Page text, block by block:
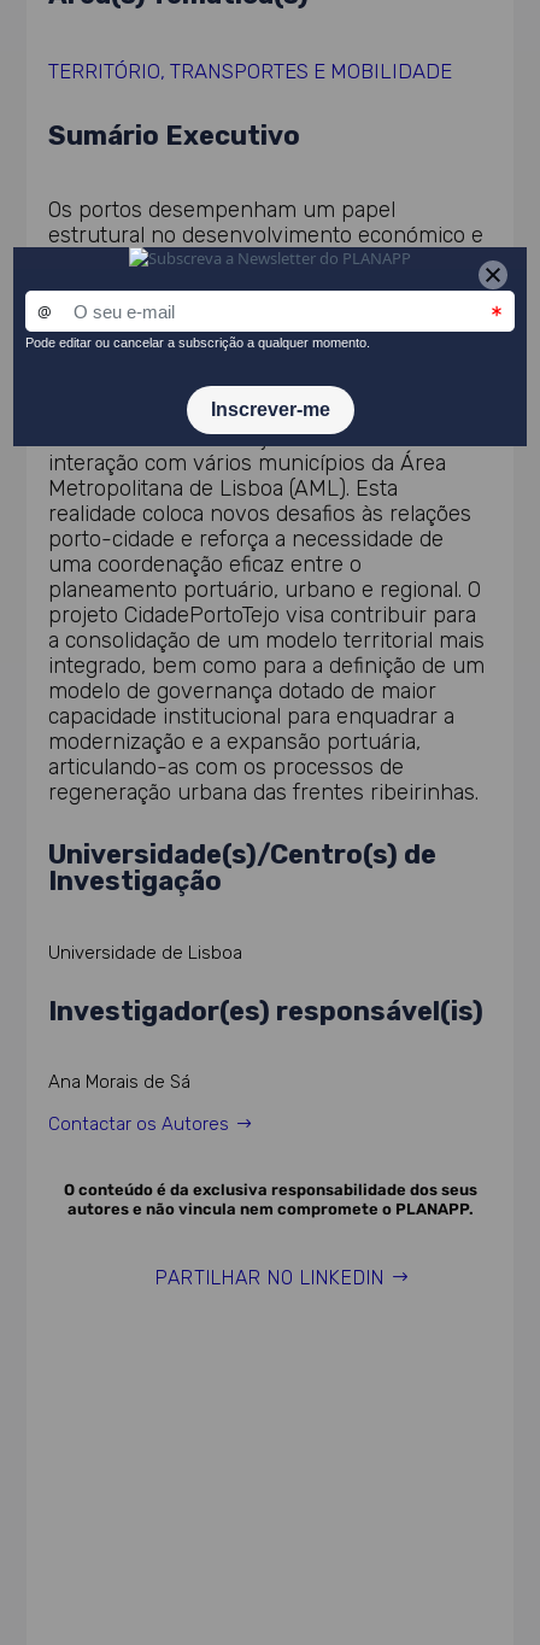
TERRITÓRIO,TRANSPORTES E MOBILIDADE
Sumário Executivo
Os portos desempenham um papel
estrutural no desenvolvimento económico e
na organização territorial, funcionando como
interfaces estratégicos entre escalas locais e
globais e gerando impactes significativos nas
cidades, nomeadamente ao nível ambiental,
um caso particularmente complexo, dada a
sua localização no Estuário do Tejo, a
extensão da sua área jurisdicional e a sua
interação com vários municípios da Área
Metropolitana de Lisboa (AML). Esta
realidade coloca novos desafios às relações
porto-cidade e reforça a necessidade de
uma coordenação eficaz entre o
planeamento portuário, urbano e regional. O
projeto CidadePortoTejo visa contribuir para
a consolidação de um modelo territorial mais
integrado, bem como para a definição de um
modelo de governança dotado de maior
capacidade institucional para enquadrar a
modernização e a expansão portuária,
articulando-as com os processos de
regeneração urbana das frentes ribeirinhas.
Universidade(s)/Centro(s) de
Investigação
Universidade de Lisboa
Investigador(es) responsável(is)
Ana Morais de Sá
Contactar os Autores
O conteúdo é da exclusiva responsabilidade dos seus
autores e não vincula nem compromete o PLANAPP.
PARTILHAR NO LINKEDIN